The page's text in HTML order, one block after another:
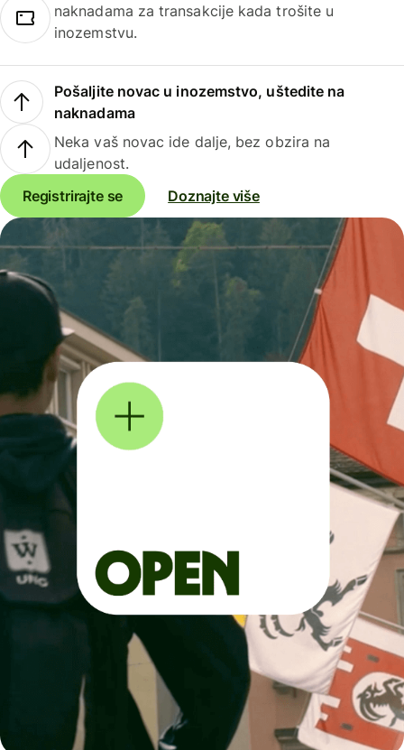
naknadama za transakcije kada trošite u
inozemstvu.
Pošaljite novac u inozemstvo, uštedite na
naknadama
Neka vaš novac ide dalje, bez obzira na
udaljenost.
Registrirajte se
Doznajte više